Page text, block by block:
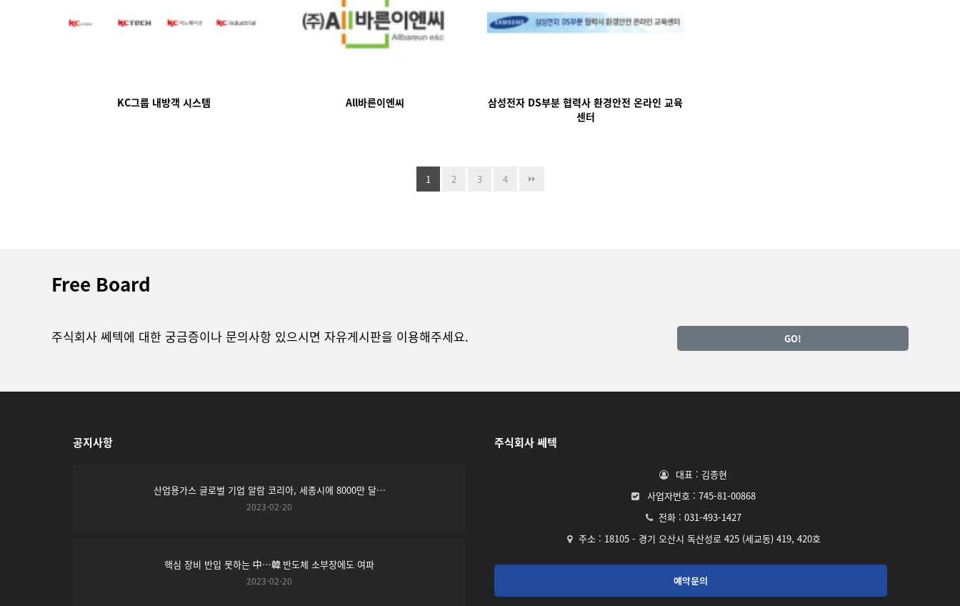
KC그룹 내방객 시스템 All바른이엔씨
삼성전자 DS부분 협력사 환경안전 온라인 교육
센터
1 2 3 4
Free Board
주식회사 쎄텍에 대한 궁금증이나 문의사항 있으시면 자유게시판을 이용해주세요. GO!
공지사항
산업용가스 글로벌 기업 알람 코리아, 세종시에 8000만 달…
2023-02-20
핵심 장비 반입 못하는 中…韓 반도체 소부장에도 여파
2023-02-20
주식회사 쎄텍
대표 : 김종현
사업자번호 : 745-81-00868
전화 : 031-493-1427
주소 : 18105 - 경기 오산시 독산성로 425 (세교동) 419, 420호
예약문의